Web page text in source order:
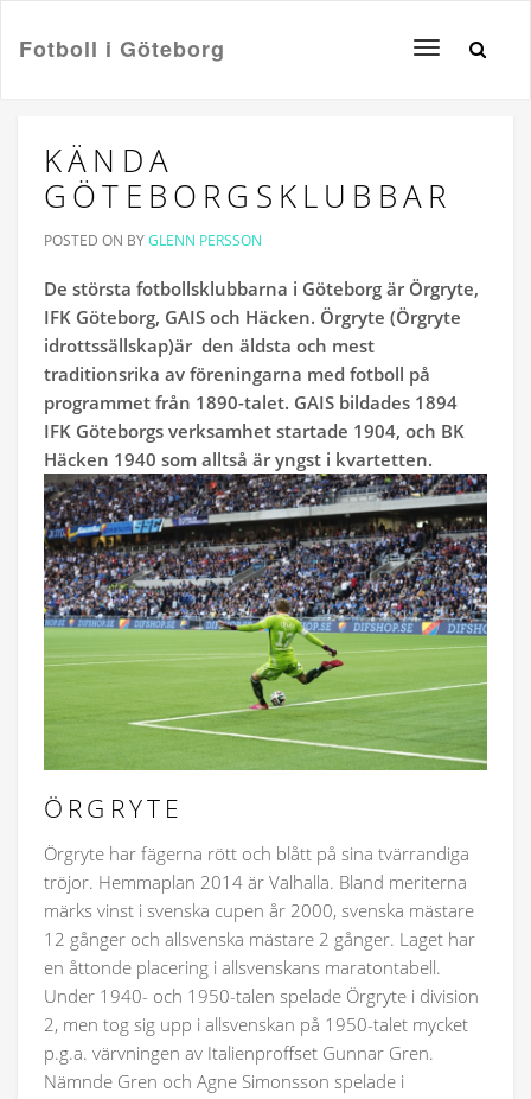
Toggle
Fotboll i Göteborg
KÄNDA
GÖTEBORGSKLUBBAR
POSTED ON BYGLENN PERSSON
De största fotbollsklubbarna i Göteborg är Örgryte,
IFK Göteborg, GAIS och Häcken. Örgryte (Örgryte
idrottssällskap)är den äldsta och mest
traditionsrika av föreningarna med fotboll på
programmet från 1890-talet. GAIS bildades 1894
IFK Göteborgs verksamhet startade 1904, och BK
Häcken 1940 som alltså är yngst i kvartetten.
ÖRGRYTE
Örgryte har fägerna rött och blått på sina tvärrandiga
tröjor. Hemmaplan 2014 är Valhalla. Bland meriterna
märks vinst i svenska cupen år 2000, svenska mästare
12 gånger och allsvenska mästare 2 gånger. Laget har
en åttonde placering i allsvenskans maratontabell.
Under 1940- och 1950-talen spelade Örgryte i division
2, men tog sig upp i allsvenskan på 1950-talet mycket
p.g.a. värvningen av Italienproffset Gunnar Gren.
Nämnde Gren och Agne Simonsson spelade i